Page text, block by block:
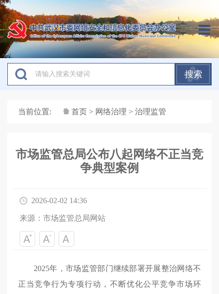
搜索
当前位置: 首页 > 网络治理 > 治理监管
市场监管总局公布八起网络不正当竞
争典型案例
2026-02-02 14:36
来源：市场监管总局网站
2025年，市场监管部门继续部署开展整治网络不
正当竞争行为专项行动，不断优化公平竞争市场环